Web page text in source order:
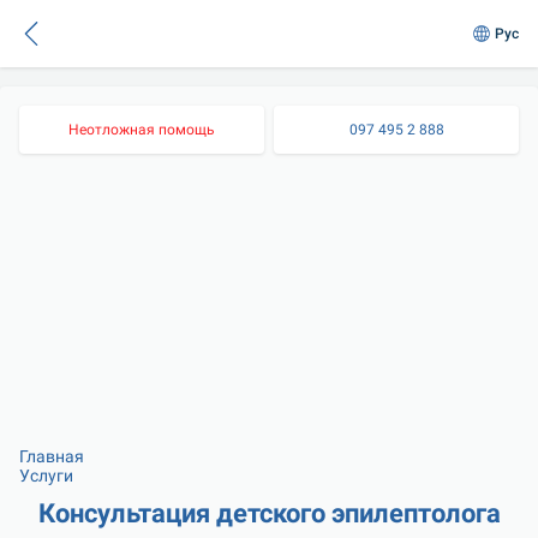
Рус
Неотложная помощь 097 495 2 888
Главная
Услуги
Консультация детского эпилептолога